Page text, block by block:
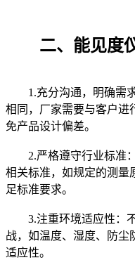
二、能见度仪
1.充分沟通，明确需求
相同，厂家需要与客户进
免产品设计偏差。
2.严格遵守行业标准：
相关标准，如规定的测量
足标准要求。
3.注重环境适应性：不
战，如温度、湿度、防尘
适应性。